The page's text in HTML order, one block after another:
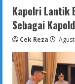
Aceh
Beri
Akpol
dan
Aceh
atas
Aksi
Kapolri Lantik
Sebagai
Cek Reza